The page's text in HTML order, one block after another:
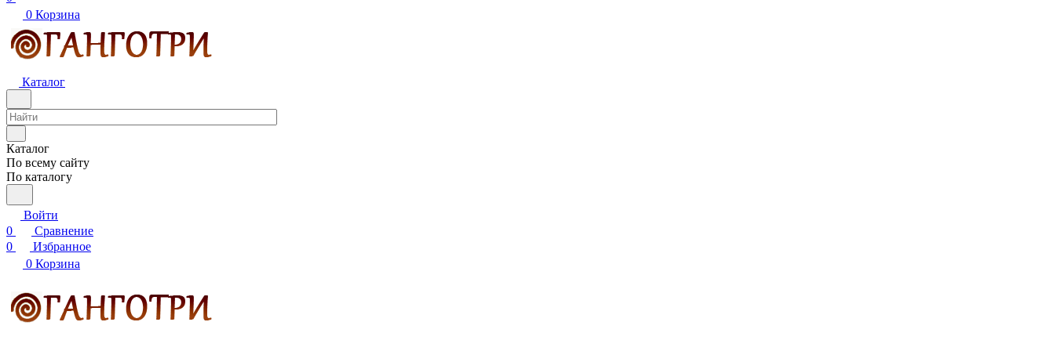
0 Корзина
Каталог
Каталог
По всему сайту
По каталогу
Войти
0
Сравнение
0
Избранное
0 Корзина